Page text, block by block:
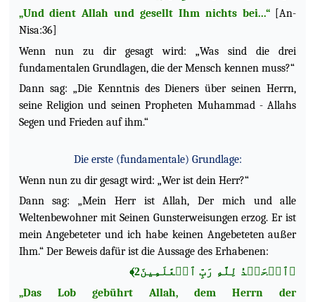
„Und dient Allah und gesellt Ihm nichts bei...“[An-
Nisa:36]
Wenn nun zu dir gesagt wird: „Was sind die drei
fundamentalen Grundlagen, die der Mensch kennen muss?“
Dann sag: „Die Kenntnis des Dieners über seinen Herrn,
seine Religion und seinen Propheten Muhammad - Allahs
Segen und Frieden auf ihm.“
Die erste (fundamentale) Grundlage:
Wenn nun zu dir gesagt wird: „Wer ist dein Herr?“
Dann sag: „Mein Herr ist Allah, Der mich und alle
Weltenbewohner mit Seinen Gunsterweisungen erzog. Er ist
mein Angebeteter und ich habe keinen Angebeteten außer
Ihm.“ Der Beweis dafür ist die Aussage des Erhabenen:
﴿ٱلۡحَمۡدُ لِلَّهِ رَبِّ ٱلۡعَٰلَمِينَ2﴾
„Das Lob gebührt Allah, dem Herrn der